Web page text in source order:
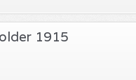
1915